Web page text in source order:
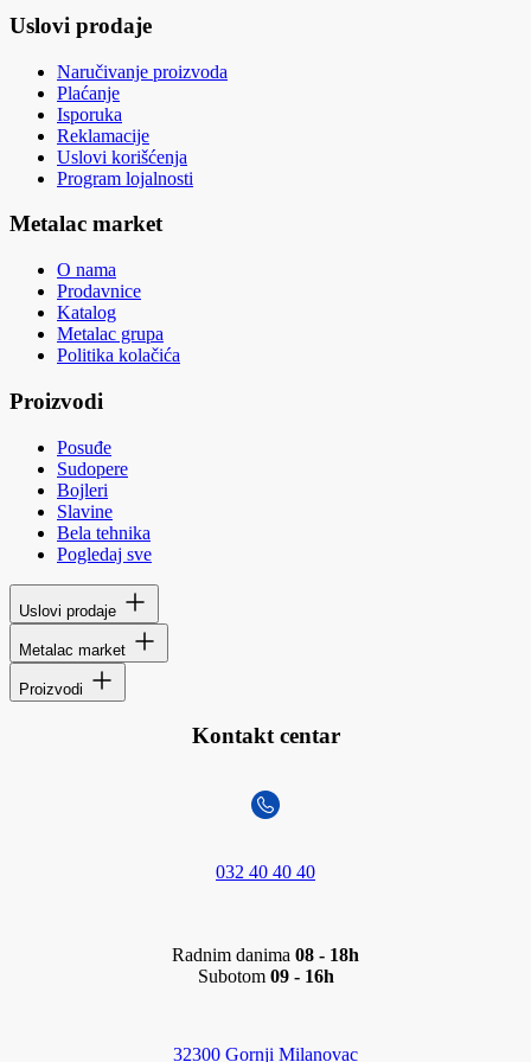
Uslovi prodaje
Naručivanje proizvoda
Plaćanje
Isporuka
Reklamacije
Uslovi korišćenja
Program lojalnosti
Metalac market
O nama
Prodavnice
Katalog
Metalac grupa
Politika kolačića
Proizvodi
Posuđe
Sudopere
Bojleri
Slavine
Bela tehnika
Pogledaj sve
Uslovi prodaje
Metalac market
Proizvodi
Kontakt centar
032 40 40 40
Radnim danima 08 - 18h
Subotom 09 - 16h
32300 Gornji Milanovac